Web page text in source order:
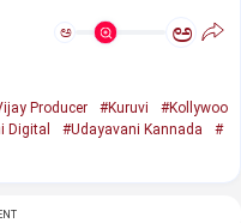
ಅ ಅ
Producer #Kuruvi
#Kollywoo
Digital #Udayavani Kannada
#